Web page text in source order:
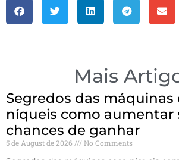
Mais
Segredos das máquinas
níqueis como aumentar
chances de ganhar
5 de August de 2026 No Comments